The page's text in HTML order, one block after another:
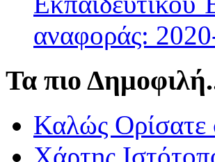
αναφοράς:
Τα πιο
Καλώς Ορίσατε